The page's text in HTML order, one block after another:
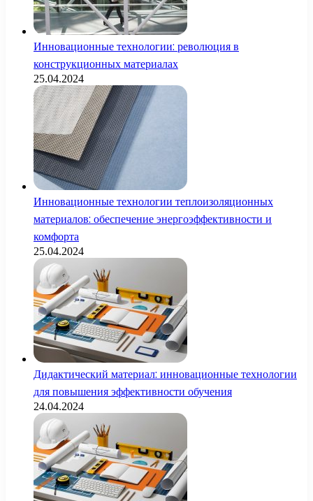
Инновационные технологии: революция в
конструкционных материалах
25.04.2024
Инновационные технологии теплоизоляционных
материалов: обеспечение энергоэффективности и
комфорта
25.04.2024
Дидактический материал: инновационные технологии
для повышения эффективности обучения
24.04.2024